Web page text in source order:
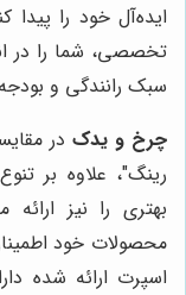
ایده‌آل خود را پیدا
تخصصی، شما را در
سبک رانندگی و
چرخ و یدک در
رینگ"، علاوه بر
بهتری را نیز
محصولات خود
اسپرت ارائه شده